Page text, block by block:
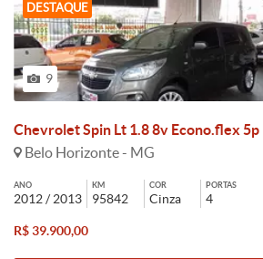
DESTAQUE
9
Chevrolet Spin Lt 1.8 8v Econo.flex 5p
Belo Horizonte - MG
ANO
2012 / 2013
KM
95842
COR
Cinza
PORTAS
4
R$ 39.900,00